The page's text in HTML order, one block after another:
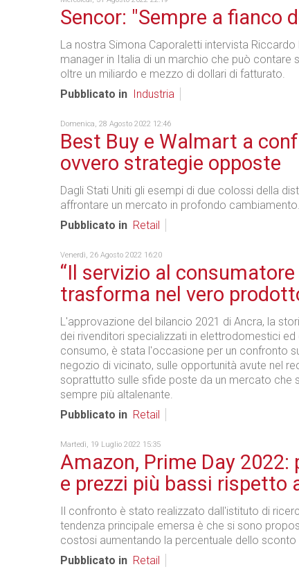
Sencor: "Sempre a fianco
La nostra Simona Caporaletti intervista Riccardo
manager in Italia di un marchio che può contare
oltre un miliardo e mezzo di dollari di fatturato.
Pubblicato in
Industria
Domenica, 28 Agosto 2022 12:46
Best Buy e Walmart a
ovvero strategie opposte
Dagli Stati Uniti gli esempi di due colossi della
affrontare un mercato in profondo cambiamento.
Pubblicato in Retail
Venerdì, 26 Agosto 2022 16:20
“Il servizio al consumatore
trasforma nel vero
L'approvazione del bilancio 2021 di Ancra, la
dei rivenditori specializzati in elettrodomestici
consumo, è stata l'occasione per un confronto
negozio di vicinato, sulle opportunità avute nel
soprattutto sulle sfide poste da un mercato che
sempre più altalenante.
Pubblicato in Retail
Martedì, 19 Luglio 2022 15:35
Amazon, Prime Day 2022:
e prezzi più bassi rispetto
Il confronto è stato realizzato dall'istituto di
tendenza principale emersa è che si sono
costosi aumentando la percentuale dello
Pubblicato in Retail